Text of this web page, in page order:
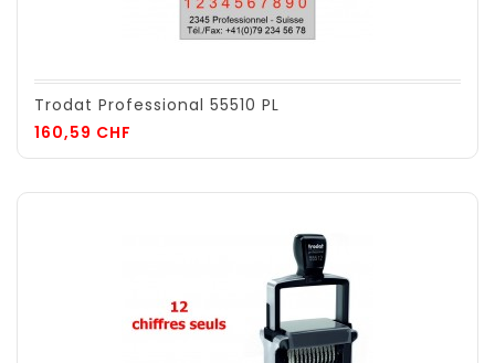
Trodat Professional 55510 PL
160,59 CHF